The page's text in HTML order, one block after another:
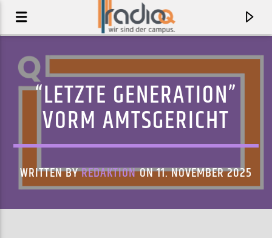
“LETZTE GENERATION”
VORM AMTSGERICHT
WRITTEN BYREDAKTIONON 11. NOVEMBER 2025